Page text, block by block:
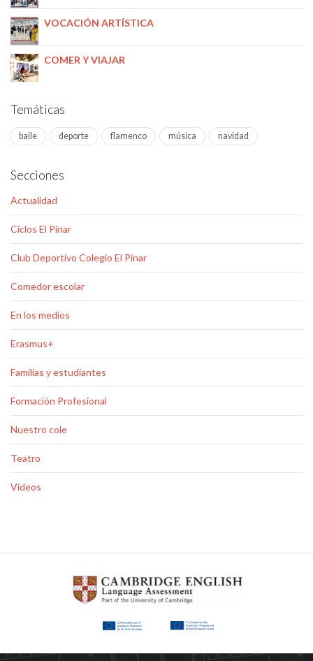
VOCACIÓN ARTÍSTICA
COMER Y VIAJAR
Temáticas
baile deporte flamenco música navidad
Secciones
Actualidad
Ciclos El Pinar
Club Deportivo Colegio El Pinar
Comedor escolar
En los medios
Erasmus+
Familias y estudiantes
Formación Profesional
Nuestro cole
Teatro
Vídeos